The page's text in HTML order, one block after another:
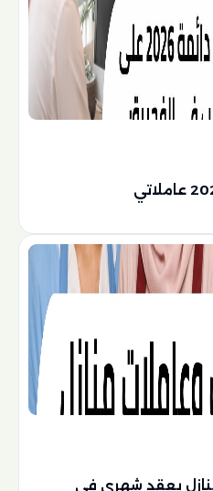
بعقد شهري في